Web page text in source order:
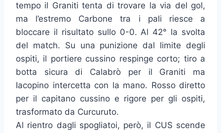
tempo il Graniti tenta di trovare la via del gol,
ma l’estremo Carbone tra i pali riesce a
bloccare il risultato sullo 0-0. Al 42° la svolta
del match. Su una punizione dal limite degli
ospiti, il portiere cussino respinge corto; tiro a
botta sicura di Calabrò per il Graniti ma
Iacopino intercetta con la mano. Rosso diretto
per il capitano cussino e rigore per gli ospiti,
trasformato da Curcuruto.
Al rientro dagli spogliatoi, però, il CUS scende